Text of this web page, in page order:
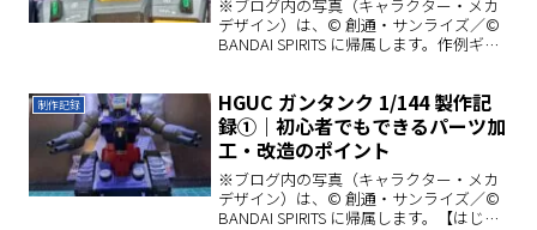
※ブログ内の写真（キャラクター・メカ
デザイン）は、© 創通・サンライズ／©
BANDAI SPIRITS に帰属します。作例ギャ
度から撮影した写真をま...
制作記録
HGUC ガンタンク 1/144 製作記
録①｜初心者でもできるパーツ加
工・改造のポイント
※ブログ内の写真（キャラクター・メカ
デザイン）は、© 創通・サンライズ／©
BANDAI SPIRITS に帰属します。【はじめ